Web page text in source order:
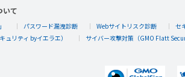
いて
パスワード漏洩診断 Webサイトリスク診断
セ
リティ byイエラエ）
サイバー攻撃対策（GMO Flatt